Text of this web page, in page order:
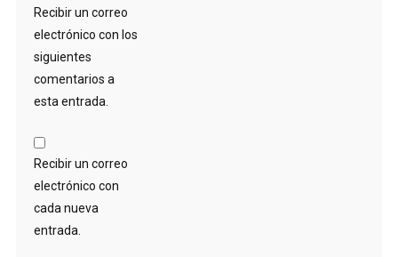
Recibir un correo
electrónico con los
siguientes
comentarios a
esta entrada.
Recibir un correo
electrónico con
cada nueva
entrada.